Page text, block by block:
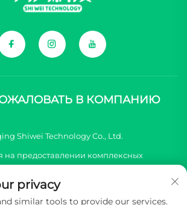
В КОМПАНИЮ
Shiwei Technology Co., Ltd.
на предоставлении комплексных
(NEV).
privacy
similar tools to provide our services.